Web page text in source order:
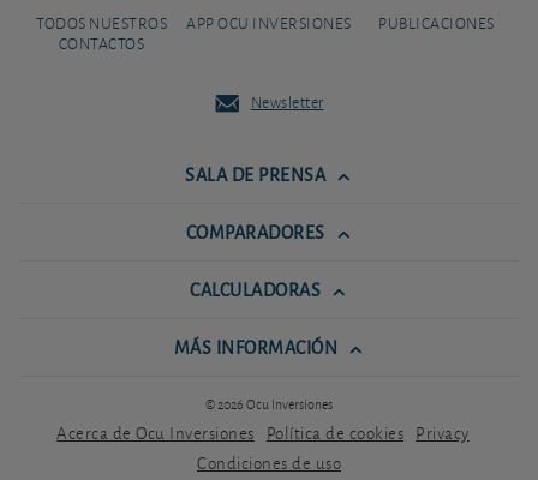
TODOS NUESTROS
CONTACTOS
APP OCU INVERSIONES PUBLICACIONES
Newsletter
SALA DE PRENSA
COMPARADORES
CALCULADORAS
MÁS INFORMACIÓN
© 2026 Ocu Inversiones
Acerca de Ocu Inversiones Política de cookies Privacy
Condiciones de uso